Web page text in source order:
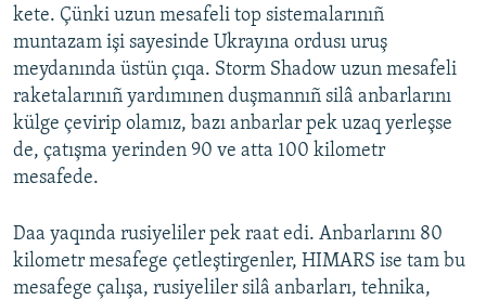
kete. Çünki uzun mesafeli top sistemalarınıñ
muntazam işi sayesinde Ukrayına ordusı uruş
meydanında üstün çıqa. Storm Shadow uzun mesafeli
raketalarınıñ yardımınen duşmannıñ silâ anbarlarını
külge çevirip olamız, bazı anbarlar pek uzaq yerleşse
de, çatışma yerinden 90 ve atta 100 kilometr
mesafede.
Daa yaqında rusiyeliler pek raat edi. Anbarlarını 80
kilometr mesafege çetleştirgenler, HIMARS ise tam bu
mesafege çalışa, rusiyeliler silâ anbarları, tehnika,